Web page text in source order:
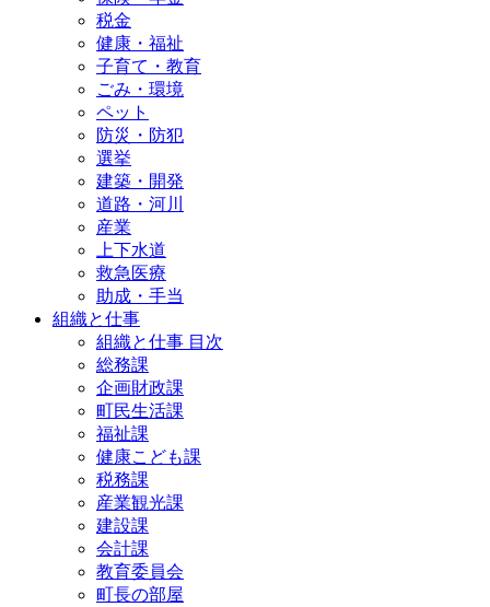
税金
健康・福祉
子育て・教育
ごみ・環境
ペット
防災・防犯
選挙
建築・開発
道路・河川
産業
上下水道
救急医療
助成・手当
組織と仕事
組織と仕事 目次
総務課
企画財政課
町民生活課
福祉課
健康こども課
税務課
産業観光課
建設課
会計課
教育委員会
町長の部屋